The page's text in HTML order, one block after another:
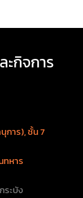
ะกิจการ
การ), ชั้น 7
ทหาร
ระบัง